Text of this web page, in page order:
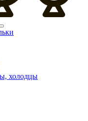
холодцы